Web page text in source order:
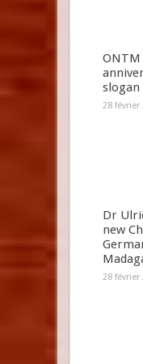
ONTM
28 février
Dr
new
28 février